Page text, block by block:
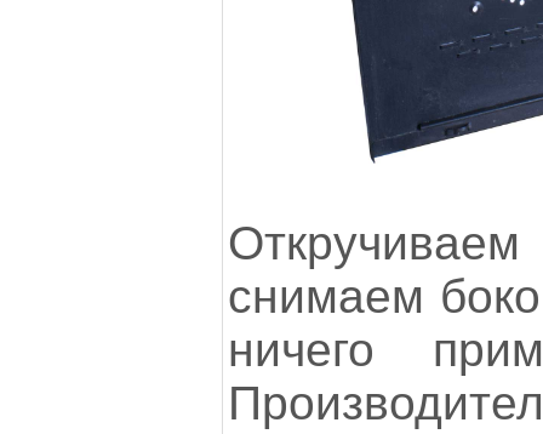
снимаем
ничего